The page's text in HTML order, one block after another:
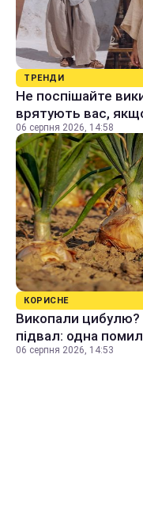
ТРЕНДИ
Не поспішайте
врятують вас,
06 серпня 2026, 14:58
КОРИСНЕ
Викопали цибулю?
підвал: одна
06 серпня 2026, 14:53